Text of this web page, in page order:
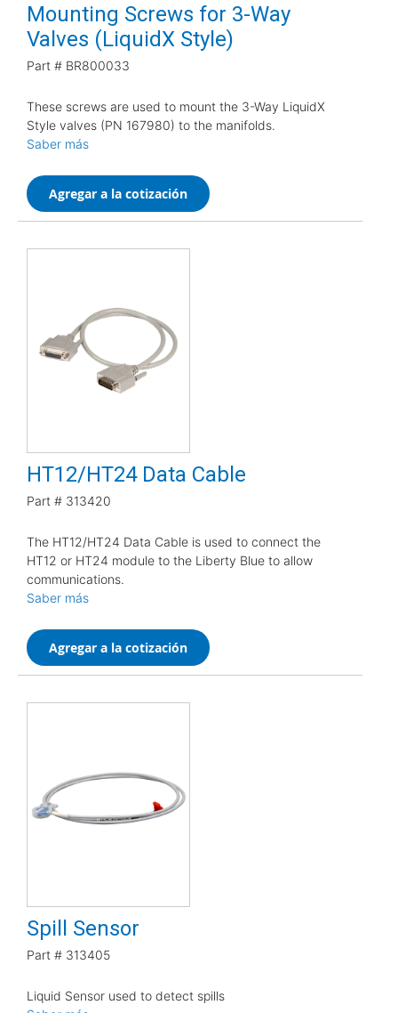
Mounting Screws for 3-Way
Valves (LiquidX Style)
Part # BR800033
These screws are used to mount the 3-Way LiquidX
Style valves (PN 167980) to the manifolds.
Saber más
Agregar a la cotización
HT12/HT24 Data Cable
Part # 313420
The HT12/HT24 Data Cable is used to connect the
HT12 or HT24 module to the Liberty Blue to allow
communications.
Saber más
Agregar a la cotización
Spill Sensor
Part # 313405
Liquid Sensor used to detect spills